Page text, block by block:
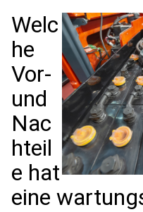
Welc
he
Vor-
und
Nac
hteil
e hat
eine